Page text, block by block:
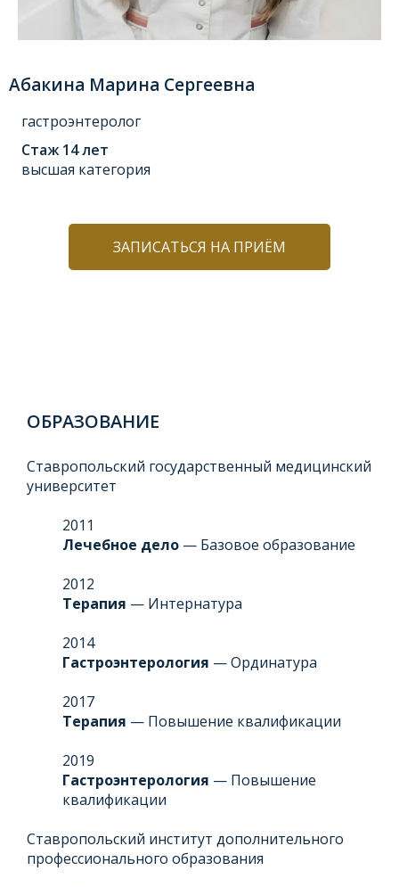
Абакина Марина Сергеевна
гастроэнтеролог
Стаж 14 лет
высшая категория
ЗАПИСАТЬСЯ НА ПРИЁМ
ОБРАЗОВАНИЕ
Ставропольский государственный медицинский
университет
2011
Лечебное дело — Базовое образование
2012
Терапия — Интернатура
2014
Гастроэнтерология — Ординатура
2017
Терапия — Повышение квалификации
2019
Гастроэнтерология — Повышение
квалификации
Ставропольский институт дополнительного
профессионального образования